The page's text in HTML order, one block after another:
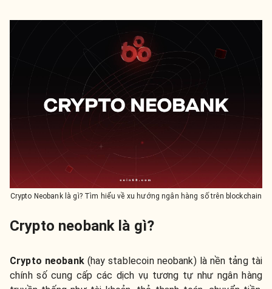
Crypto Neobank là gì? Tìm hiểu về xu hướng ngân hàng số trên blockchain
Crypto neobank là gì?
Crypto neobank(hay stablecoin neobank) là nền tảng tài
chính số cung cấp các dịch vụ tương tự như ngân hàng